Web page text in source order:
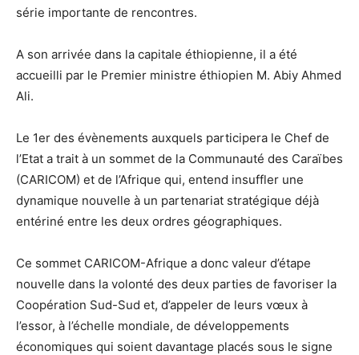
série importante de rencontres.
A son arrivée dans la capitale éthiopienne, il a été
accueilli par le Premier ministre éthiopien M. Abiy Ahmed
Ali.
Le 1er des évènements auxquels participera le Chef de
l’Etat a trait à un sommet de la Communauté des Caraïbes
(CARICOM) et de l’Afrique qui, entend insuffler une
dynamique nouvelle à un partenariat stratégique déjà
entériné entre les deux ordres géographiques.
Ce sommet CARICOM-Afrique a donc valeur d’étape
nouvelle dans la volonté des deux parties de favoriser la
Coopération Sud-Sud et, d’appeler de leurs vœux à
l’essor, à l’échelle mondiale, de développements
économiques qui soient davantage placés sous le signe